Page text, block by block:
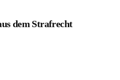
dem Strafrecht